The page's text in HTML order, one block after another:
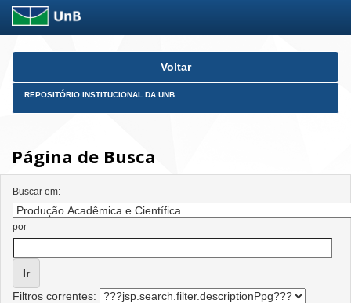
Skip
Voltar
REPOSITÓRIO INSTITUCIONAL DA UNB
Página de Busca
Buscar em:
por
Filtros correntes: